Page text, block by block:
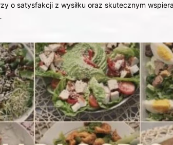
o satysfakcji z wysiłku oraz skutecznym